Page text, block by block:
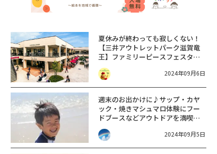
夏休みが終わっても寂しくない！
【三井アウトレットパーク滋賀竜
王】ファミリーピースフェスタ☆
マルシェ☆ワークショップとイベ
ント目白押し！
2024年09月6日
週末のお出かけに♪サップ・カヤ
ック・焼きマシュマロ体験にフー
ドブースなどアウトドアを満喫で
きるMarketもあり。【THE
FISHING OUTDOOR FESTA2024年09月5日